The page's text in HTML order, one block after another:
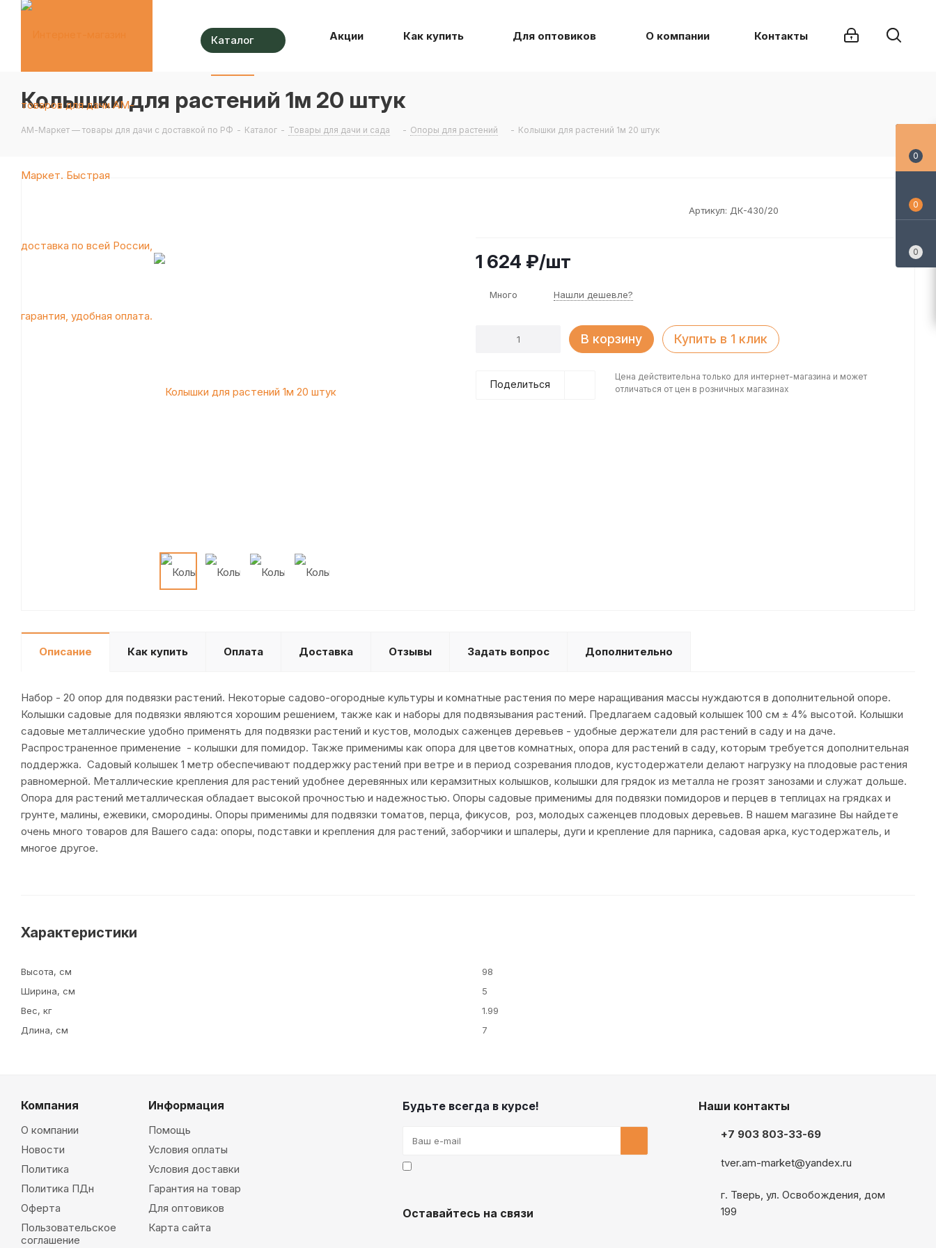
Каталог Акции Как купить Для оптовиков О компании Контакты
Колышки для растений 1м 20 штук
АМ-Маркет — товары для дачи с доставкой по РФ - Каталог - Товары для дачи и сада - Опоры для растений - Колышки для растений 1м 20 штук
Артикул: ДК-430/20
1 624 ₽/шт
Много Нашли дешевле?
В корзину Купить в 1 клик
Поделиться
Цена действительна только для интернет-магазина и может
отличаться от цен в розничных магазинах
Описание Как купить Оплата Доставка Отзывы Задать вопрос Дополнительно
Набор - 20 опор для подвязки растений. Некоторые садово-огородные культуры и комнатные растения по мере наращивания массы нуждаются в дополнительной опоре.
Колышки садовые для подвязки являются хорошим решением, также как и наборы для подвязывания растений. Предлагаем садовый колышек 100 см ± 4% высотой. Колышки
садовые металлические удобно применять для подвязки растений и кустов, молодых саженцев деревьев - удобные держатели для растений в саду и на даче.
Распространенное применение - колышки для помидор. Также применимы как опора для цветов комнатных, опора для растений в саду, которым требуется дополнительная
поддержка. Садовый колышек 1 метр обеспечивают поддержку растений при ветре и в период созревания плодов, кустодержатели делают нагрузку на плодовые растения
равномерной. Металлические крепления для растений удобнее деревянных или керамзитных колышков, колышки для грядок из металла не грозят занозами и служат дольше.
Опора для растений металлическая обладает высокой прочностью и надежностью. Опоры садовые применимы для подвязки помидоров и перцев в теплицах на грядках и
грунте, малины, ежевики, смородины. Опоры применимы для подвязки томатов, перца, фикусов, роз, молодых саженцев плодовых деревьев. В нашем магазине Вы найдете
очень много товаров для Вашего сада: опоры, подставки и крепления для растений, заборчики и шпалеры, дуги и крепление для парника, садовая арка, кустодержатель, и
многое другое.
Характеристики
Высота, см
98
Ширина, см
5
Вес, кг
1.99
Длина, см
7
Компания
О компании
Новости
Политика
Политика ПДн
Оферта
Пользовательское
соглашение
Информация
Помощь
Условия оплаты
Условия доставки
Гарантия на товар
Для оптовиков
Карта сайта
Будьте всегда в курсе!
Оставайтесь на связи
Наши контакты
+7 903 803-33-69
tver.am-market@yandex.ru
г. Тверь, ул. Освобождения, дом
199
0
0
0